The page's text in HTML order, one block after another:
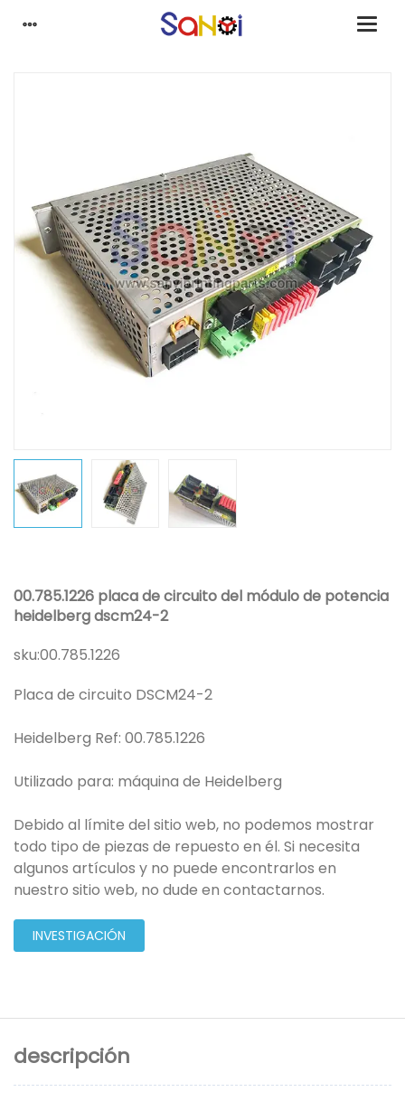
00.785.1226 placa de circuito del módulo de potencia
heidelberg dscm24-2
sku:00.785.1226
Placa de circuito DSCM24-2
Heidelberg Ref: 00.785.1226
Utilizado para: máquina de Heidelberg
Debido al límite del sitio web, no podemos mostrar
todo tipo de piezas de repuesto en él. Si necesita
algunos artículos y no puede encontrarlos en
nuestro sitio web, no dude en contactarnos.
INVESTIGACIÓN
descripción